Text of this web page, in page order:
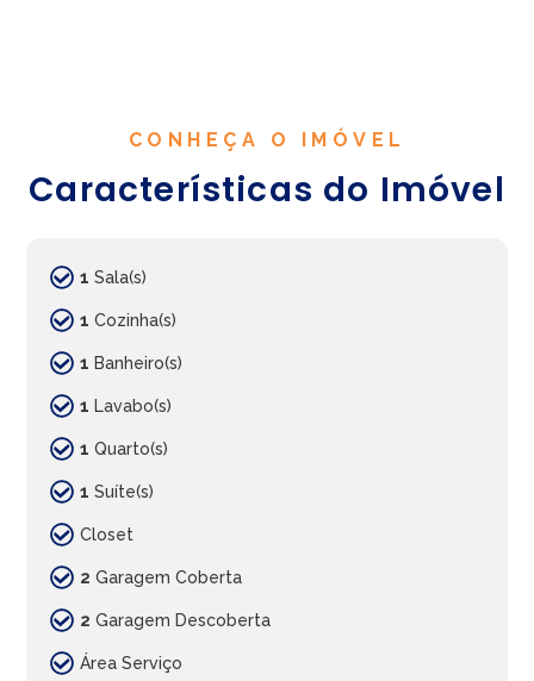
CONHEÇA O IMÓVEL
Características do Imóvel
1 Sala(s)
1 Cozinha(s)
1 Banheiro(s)
1 Lavabo(s)
1 Quarto(s)
1 Suíte(s)
Closet
2 Garagem Coberta
2 Garagem Descoberta
Área Serviço